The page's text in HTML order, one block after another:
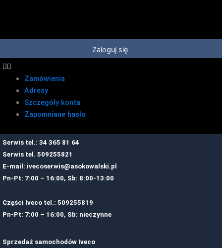
Zaloguj się
Zamówienia
Adresy
Szczegóły konta
Zapomniane hasło
Serwis tel.: 34 365 81 64
Serwis tel. 509255821
E-mail: ivecoserwis@asokowalski.pl
Pn-Pt: 7:00 – 16:00, Sb: 8:00-13:00
Części Iveco tel.: 509255819
Pn-Pt: 7:00 – 16:00, Sb: nieczynne
Sprzedaż samochodów Iveco